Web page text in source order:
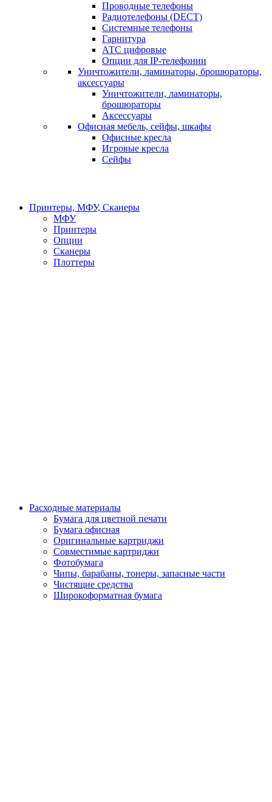
Проводные телефоны
Радиотелефоны (DECT)
Системные телефоны
Гарнитура
АТС цифровые
Опции для IP-телефонии
Уничтожители, ламинаторы, брошюраторы,
аксессуары
Уничтожители, ламинаторы,
брошюраторы
Аксессуары
Офисная мебель, сейфы, шкафы
Офисные кресла
Игровые кресла
Сейфы
Принтеры, МФУ, Сканеры
МФУ
Принтеры
Опции
Сканеры
Плоттеры
Расходные материалы
Бумага для цветной печати
Бумага офисная
Оригинальные картриджи
Совместимые картриджи
Фотобумага
Чипы, барабаны, тонеры, запасные части
Чистящие средства
Широкоформатная бумага